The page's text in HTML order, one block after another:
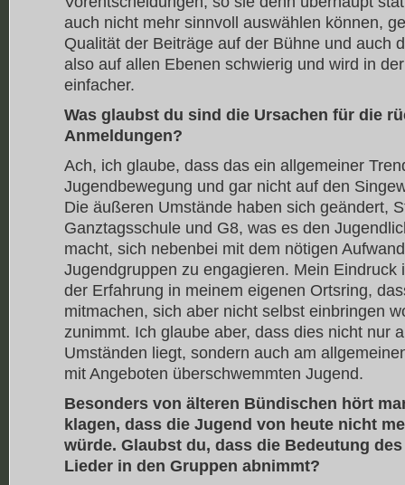
auch nicht mehr sinnvoll auswählen können,
Qualität der Beiträge auf der Bühne und auch
also auf allen Ebenen schwierig und wird in
einfacher.
Was glaubst du sind die Ursachen für die
Anmeldungen?
Ach, ich glaube, dass das ein allgemeiner
Jugendbewegung und gar nicht auf den
Die äußeren Umstände haben sich geändert,
Ganztagsschule und G8, was es den
macht, sich nebenbei mit dem nötigen
Jugendgruppen zu engagieren. Mein Eindruck
der Erfahrung in meinem eigenen Ortsring,
mitmachen, sich aber nicht selbst einbringen
zunimmt. Ich glaube aber, dass dies nicht nur
Umständen liegt, sondern auch am
mit Angeboten überschwemmten Jugend.
Besonders von älteren Bündischen hört
klagen, dass die Jugend von heute nicht
würde. Glaubst du, dass die Bedeutung
Lieder in den Gruppen abnimmt?